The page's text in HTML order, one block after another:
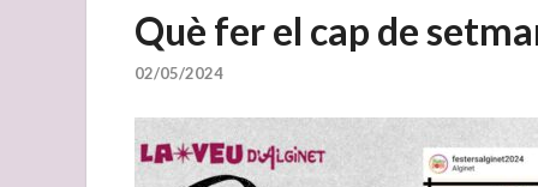
Què fer el cap de
02/05/2024